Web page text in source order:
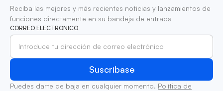
Reciba las mejores y más recientes noticias y lanzamientos de
funciones directamente en su bandeja de entrada
CORREO ELECTRÓNICO
Puedes darte de baja en cualquier momento. Política de